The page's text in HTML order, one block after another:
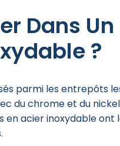
Dans Un
?
parmi les entrepôts
du chrome et du
en acier inoxydable ont